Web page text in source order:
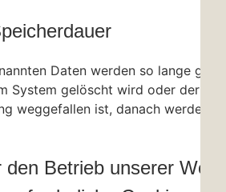
Daten werden so lange
System gelöscht wird oder der
weggefallen ist, danach werden
den Betrieb unserer